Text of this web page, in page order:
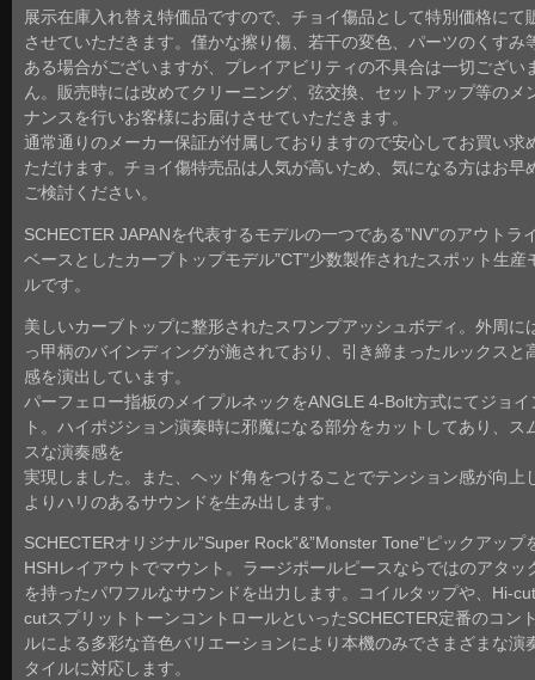
展示在庫入れ替え特価品ですので、チョイ傷品として特別価格にて
させていただきます。僅かな擦り傷、若干の変色、パーツのくすみ
ある場合がございますが、プレイアビリティの不具合は一切ござい
ん。販売時には改めてクリーニング、弦交換、セットアップ等のメ
ナンスを行いお客様にお届けさせていただきます。
通常通りのメーカー保証が付属しておりますので安心してお買い求
ただけます。チョイ傷特売品は人気が高いため、気になる方はお早
ご検討ください。
SCHECTER JAPANを代表するモデルの一つである”NV”のアウトラ
ベースとしたカーブトップモデル”CT”少数製作されたスポット生産
ルです。
美しいカーブトップに整形されたスワンプアッシュボディ。外周に
っ甲柄のバインディングが施されており、引き締まったルックスと
感を演出しています。
パーフェロー指板のメイプルネックをANGLE 4-Bolt方式にてジョイ
ト。ハイポジション演奏時に邪魔になる部分をカットしてあり、ス
スな演奏感を
実現しました。また、ヘッド角をつけることでテンション感が向上
よりハリのあるサウンドを生み出します。
SCHECTERオリジナル”Super Rock”&”Monster Tone”ピックアップ
HSHレイアウトでマウント。ラージポールピースならではのアタッ
を持ったパワフルなサウンドを出力します。コイルタップや、Hi-
cutスプリットトーンコントロールといったSCHECTER定番のコン
ルによる多彩な音色バリエーションにより本機のみでさまざまな演
タイルに対応します。